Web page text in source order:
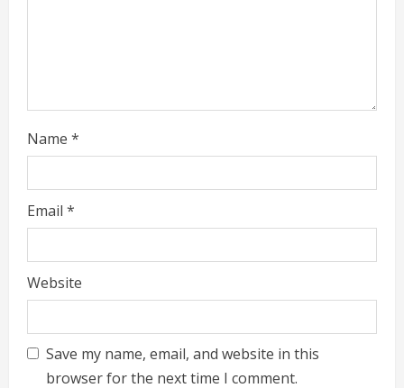
Name *
Email *
Website
Save my name, email, and website in this
browser for the next time I comment.